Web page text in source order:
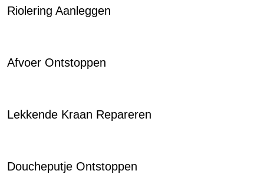
Riolering Aanleggen
Afvoer Ontstoppen
Lekkende Kraan Repareren
Doucheputje Ontstoppen